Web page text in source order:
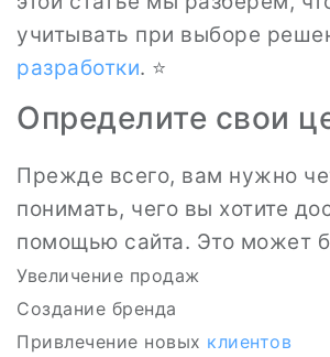
учитывать при выборе
разработки. ⭐
Определите свои
Прежде всего, вам нужно
понимать, чего вы хотите
помощью сайта. Это может
Увеличение продаж
Создание бренда
Привлечение новых клиентов